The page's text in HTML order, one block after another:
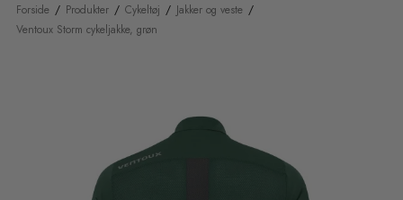
Forside / Produkter / Cykeltøj / Jakker og veste /
Ventoux Storm cykeljakke, grøn